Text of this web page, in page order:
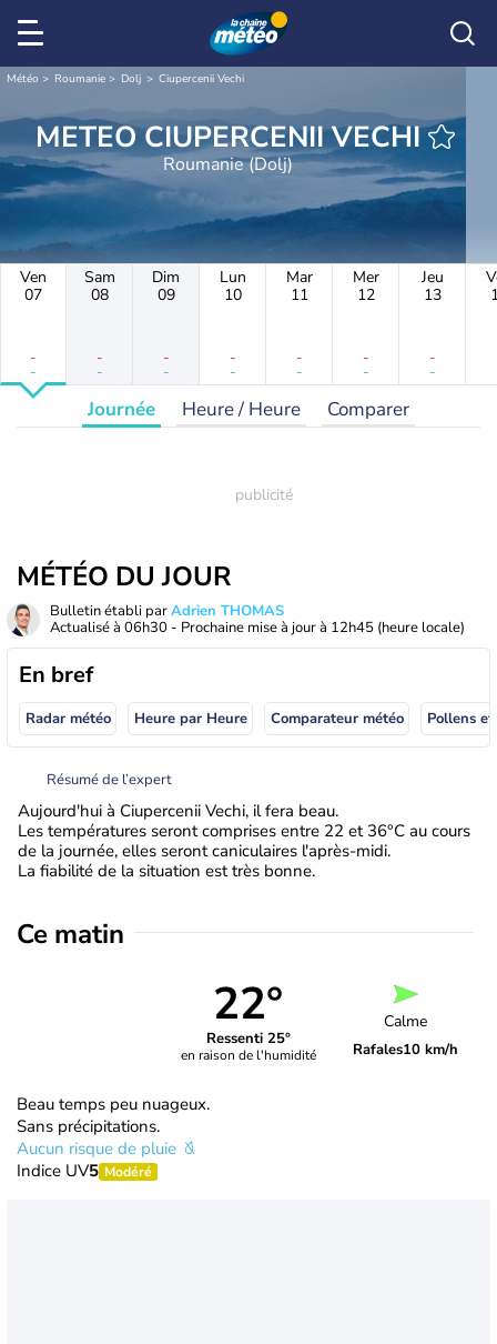
Météo Roumanie Dolj Ciupercenii Vechi
METEO CIUPERCENII VECHI
Roumanie (Dolj)
Ven
07
-
-
Sam
08
-
-
Dim
09
-
-
Lun
10
-
-
Mar
11
-
-
Mer
12
-
-
Jeu
13
-
-
Journée Heure / Heure Comparer
MÉTÉO DU JOUR
Bulletin établi parAdrien THOMAS
Actualisé à 06h30 - Prochaine mise à jour à 12h45 (heure locale)
En bref
Radar météo Heure par Heure Comparateur météo Pollens
Résumé de l’expert
Aujourd'hui à Ciupercenii Vechi, il fera beau.
Les températures seront comprises entre 22 et 36°C au cours
de la journée, elles seront caniculaires l'après-midi.
La fiabilité de la situation est très bonne.
Ce matin
22°
Ressenti 25°
en raison de l'humidité
Calme
Rafales10 km/h
Beau temps peu nuageux.
Sans précipitations.
Aucun risque de pluie
Indice UV5 Modéré